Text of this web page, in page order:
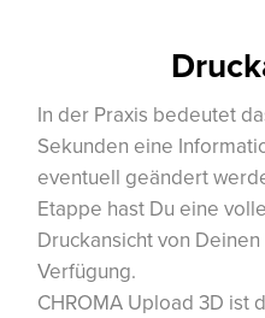
In der Praxis bedeutet
Sekunden eine
eventuell geändert
Etappe hast Du eine
Druckansicht von
Verfügung.
CHROMA Upload 3D ist